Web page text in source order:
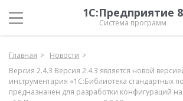
1С:Предприятие 8
Система программ
Главная
Новости
Версия 2.4.3 Версия 2.4.3 является новой
инструментария «1С:Библиотека стандартных
предназначен для разработки конфигураций